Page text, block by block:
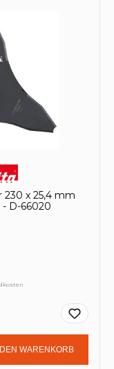
ein
x 25,4 mm
D-66020
Gib den
DEN WARENKORB